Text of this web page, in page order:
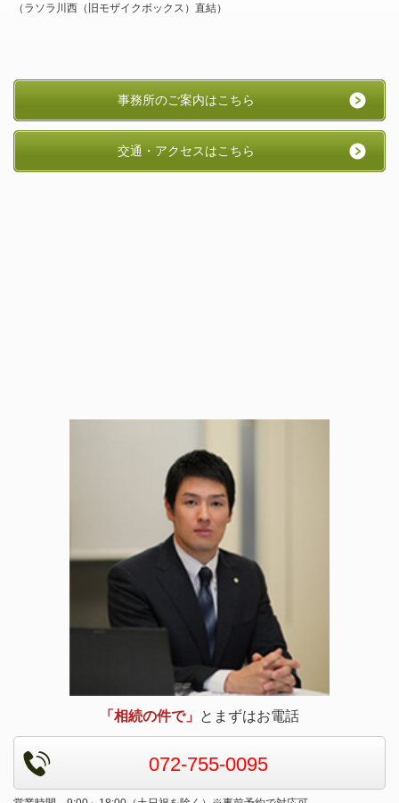
（ラソラ川西（旧モザイクボックス）直結）
事務所のご案内はこちら
交通・アクセスはこちら
「相続の件で」 とまずはお電話
072-755-0095